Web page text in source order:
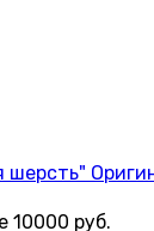
шерсть"